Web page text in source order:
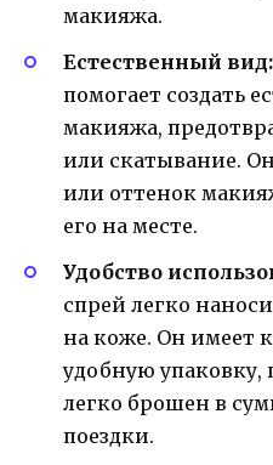
макияжа.
Естественный вид:
помогает создать
макияжа,
или скатывание.
или оттенок
его на месте.
Удобство
спрей легко
на коже. Он имеет
удобную упаковку,
легко брошен в
поездки.